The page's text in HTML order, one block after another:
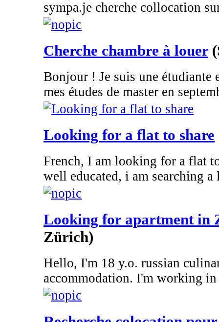
sympa.je cherche collocation
Cherche chambre à louer
Bonjour ! Je suis une étudiante
mes études de master en
Looking for a flat to share
French, I am looking for a flat
well educated, i am searching a
Looking for apartment in
Zürich)
Hello, I'm 18 y.o. russian
accommodation. I'm working